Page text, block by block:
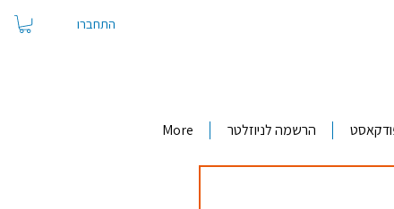
התחברו
הרשמה לניוזלטר More